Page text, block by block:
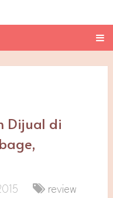
Dijual di
review